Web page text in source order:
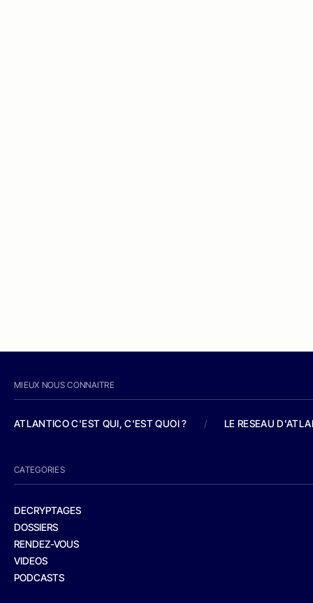
MIEUX NOUS CONNAITRE
ATLANTICO C'EST QUI, C'EST QUOI ? / LE RESEAU
CATEGORIES
DECRYPTAGES
DOSSIERS
RENDEZ-VOUS
VIDEOS
PODCASTS